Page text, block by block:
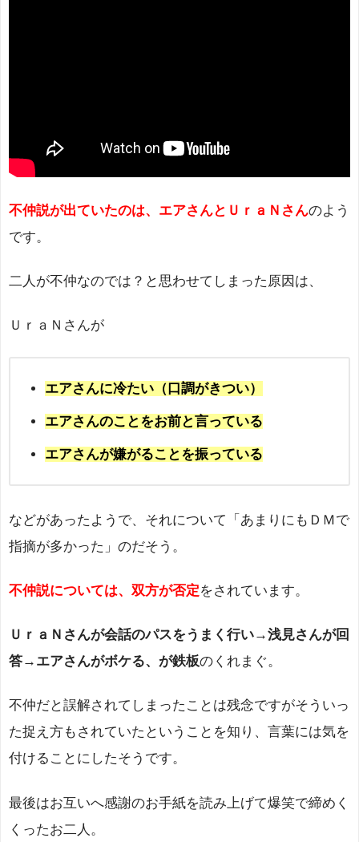
不仲説が出ていたのは、エアさんとＵｒａＮさんのよう
です。
二人が不仲なのでは？と思わせてしまった原因は、
ＵｒａＮさんが
エアさんに冷たい（口調がきつい）
エアさんのことをお前と言っている
エアさんが嫌がることを振っている
などがあったようで、それについて「あまりにもＤＭで
指摘が多かった」のだそう。
不仲説については、双方が否定をされています。
ＵｒａＮさんが会話のパスをうまく行い→浅見さんが回
答→エアさんがボケる、が鉄板のくれまぐ。
不仲だと誤解されてしまったことは残念ですがそういっ
た捉え方もされていたということを知り、言葉には気を
付けることにしたそうです。
最後はお互いへ感謝のお手紙を読み上げて爆笑で締めく
くったお二人。